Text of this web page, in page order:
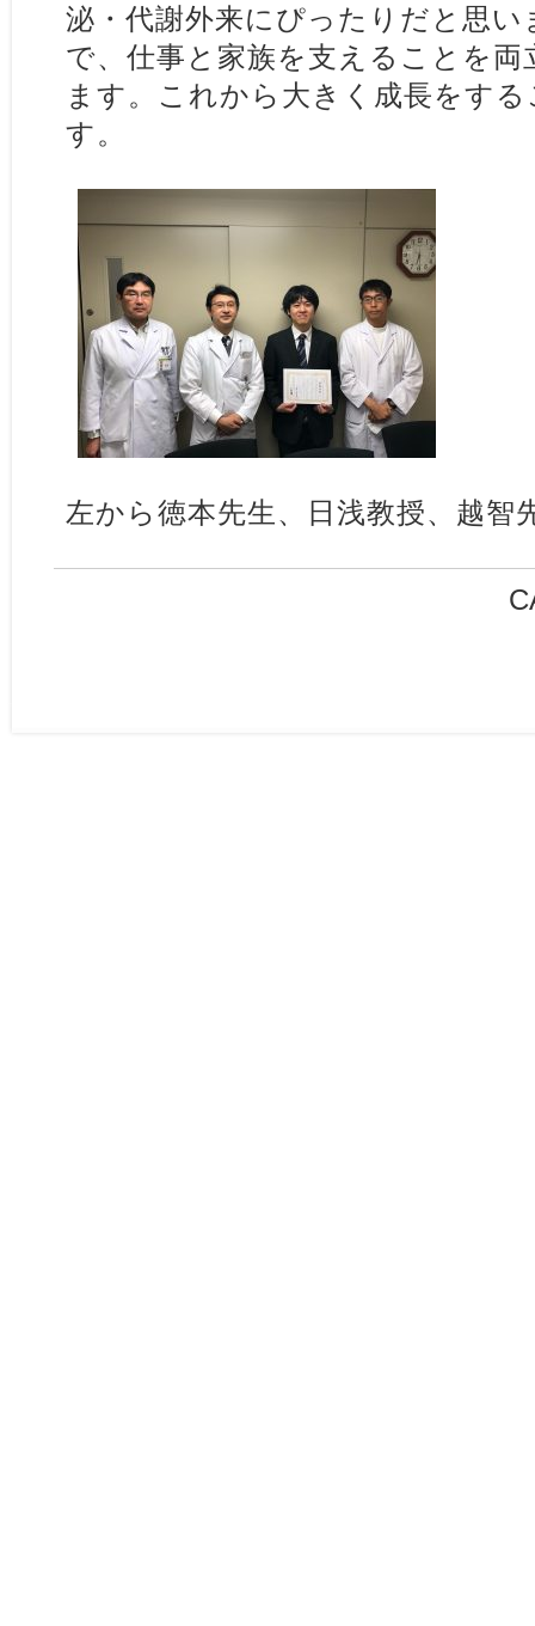
泌・代謝外来にぴったりだと思
で、仕事と家族を支えることを
ます。これから大きく成長をす
す。
左から徳本先生、日浅教授、越智